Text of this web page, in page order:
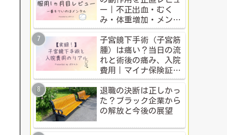
ー｜不正出血・むく
み・体重増加・メンタ
ル変化まで【体験談】
子宮鏡下手術（子宮筋
腫）は痛い？当日の流
れと術後の痛み、入院
費用｜マイナ保険証・
公的制度で乗り切った
入院体験記全公開
退職の決断は正しかっ
た？ブラック企業から
の解放と今後の展望